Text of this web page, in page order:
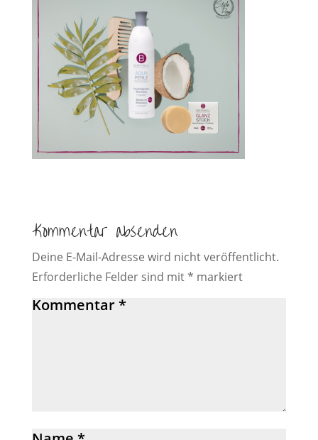
Kommentar absenden
Deine E-Mail-Adresse wird nicht veröffentlicht.
Erforderliche Felder sind mit* markiert